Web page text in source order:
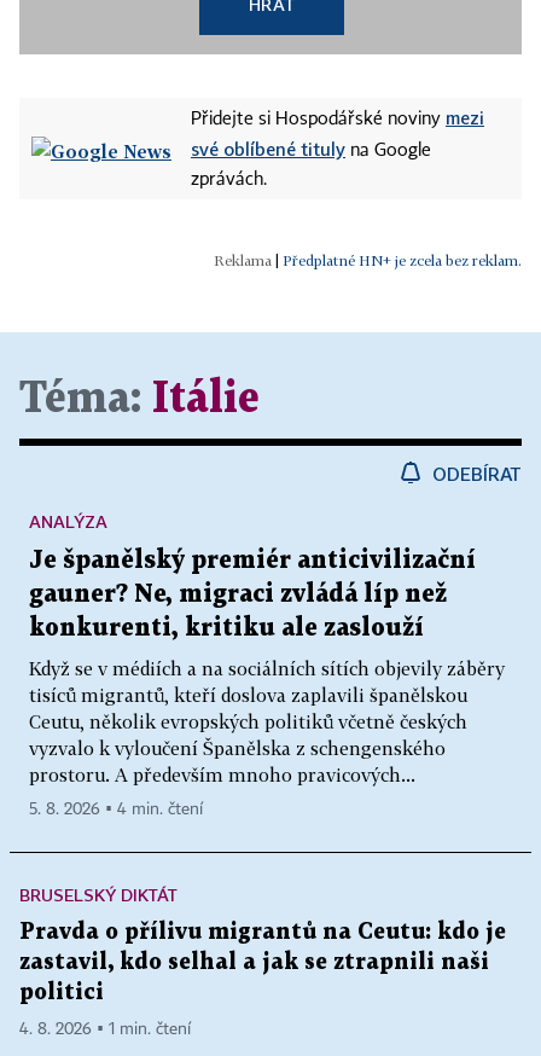
HRÁT
Přidejte si Hospodářské noviny mezi
své oblíbené tituly na Google
zprávách.
Předplatné HN+ je zcela bez reklam.
Téma: Itálie
ODEBÍRAT
Je španělský premiér anticivilizační
gauner? Ne, migraci zvládá líp než
konkurenti, kritiku ale zaslouží
Když se v médiích a na sociálních sítích objevily záběry
tisíců migrantů, kteří doslova zaplavili španělskou
Ceutu, několik evropských politiků včetně českých
vyzvalo k vyloučení Španělska z schengenského
prostoru. A především mnoho pravicových...
ANALÝZA
5. 8. 2026 ▪ 4 min. čtení
BRUSELSKÝ DIKTÁT
Pravda o přílivu migrantů na Ceutu: kdo je
zastavil, kdo selhal a jak se ztrapnili naši
politici
4. 8. 2026 ▪ 1 min. čtení